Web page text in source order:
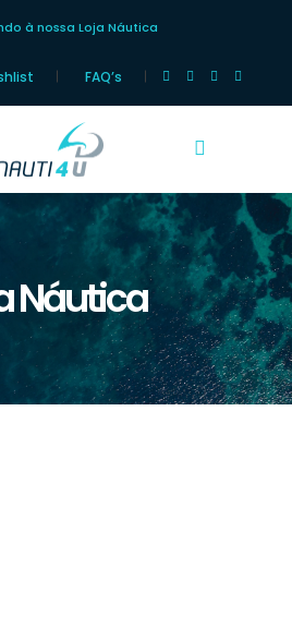
à nossa Loja Náutica
FAQ’s
Náutica